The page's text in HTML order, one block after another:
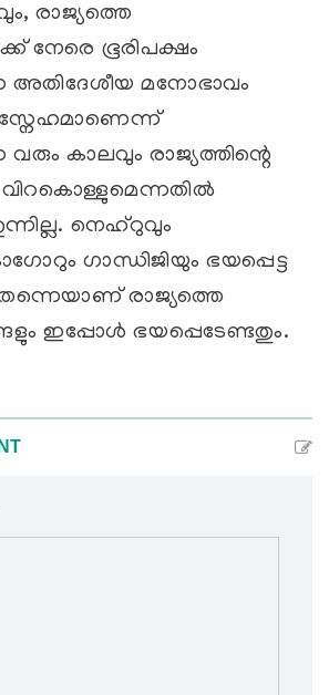
രാജ്യത്തെ
നേരെ ഭൂരിപക്ഷം
അതിദേശീയ മനോഭാവം
വരും കാലവും രാജ്യത്തിന്റെ
നെഹ്റുവും
ഗാന്ധിജിയും ഭയപ്പെട്ട
രാജ്യത്തെ
ഇപ്പോള്‍ ഭയപ്പെടേണ്ടതും.